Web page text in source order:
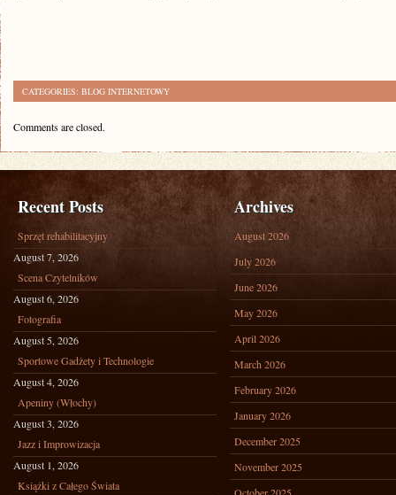
CATEGORIES: BLOG INTERNETOWY
Comments are closed.
Recent Posts
Sprzęt rehabilitacyjny
August 7, 2026
Scena Czytelników
August 6, 2026
Fotografia
August 5, 2026
Sportowe Gadżety i Technologie
August 4, 2026
Apeniny (Włochy)
August 3, 2026
Jazz i Improwizacja
August 1, 2026
Książki z Całego Świata
Archives
August 2026
July 2026
June 2026
May 2026
April 2026
March 2026
February 2026
January 2026
December 2025
November 2025